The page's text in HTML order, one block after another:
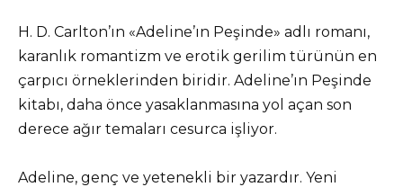
H. D. Carlton’ın «Adeline’ın Peşinde» adlı romanı,
karanlık romantizm ve erotik gerilim türünün en
çarpıcı örneklerinden biridir. Adeline’ın Peşinde
kitabı, daha önce yasaklanmasına yol açan son
derece ağır temaları cesurca işliyor.
Adeline, genç ve yetenekli bir yazardır. Yeni